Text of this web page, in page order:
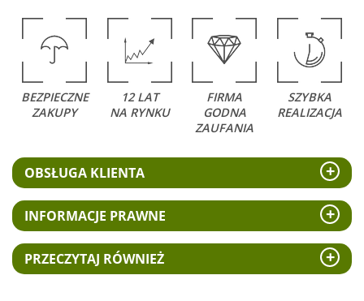
BEZPIECZNE
ZAKUPY
12 LAT
NA RYNKU
FIRMA
GODNA
ZAUFANIA
SZYBKA
REALIZACJA
OBSŁUGA KLIENTA
INFORMACJE PRAWNE
PRZECZYTAJ RÓWNIEŻ